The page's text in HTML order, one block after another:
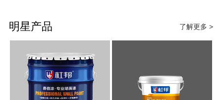
明星产品 了解更多 >